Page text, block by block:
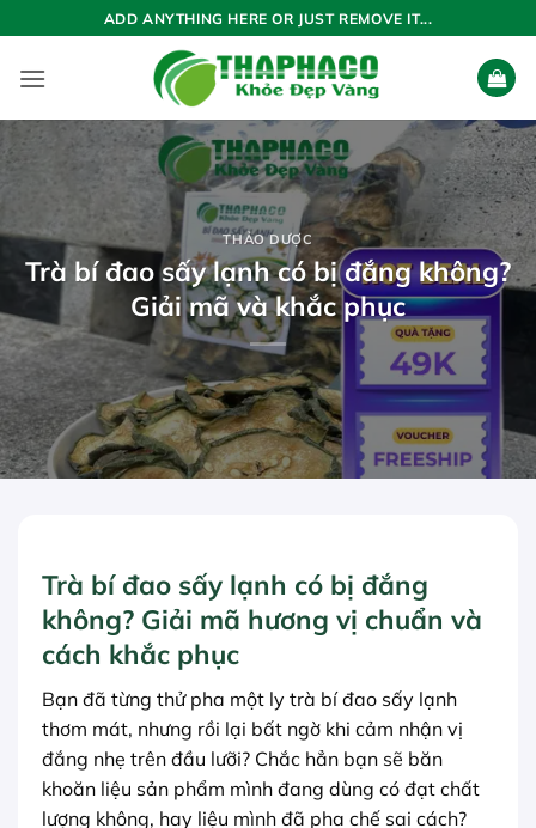
qua
nội
ADD ANYTHING HERE OR JUST REMOVE IT...
THẢO DƯỢC
Trà bí đao sấy lạnh có bị đắng không?
Giải mã và khắc phục
Trà bí đao sấy lạnh có bị đắng
không? Giải mã hương vị chuẩn và
cách khắc phục
Bạn đã từng thử pha một ly trà bí đao sấy lạnh
thơm mát, nhưng rồi lại bất ngờ khi cảm nhận vị
đắng nhẹ trên đầu lưỡi? Chắc hẳn bạn sẽ băn
khoăn liệu sản phẩm mình đang dùng có đạt chất
lượng không, hay liệu mình đã pha chế sai cách?